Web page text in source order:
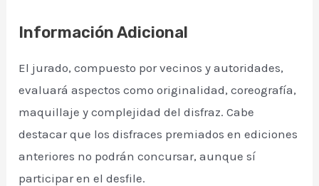
Información Adicional
El jurado, compuesto por vecinos y autoridades,
evaluará aspectos como originalidad, coreografía,
maquillaje y complejidad del disfraz. Cabe
destacar que los disfraces premiados en ediciones
anteriores no podrán concursar, aunque sí
participar en el desfile.